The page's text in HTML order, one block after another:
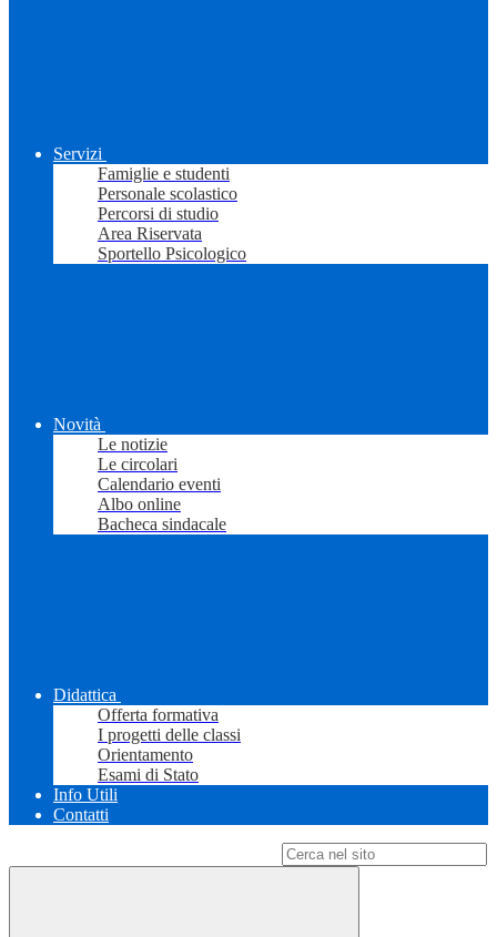
Servizi
Famiglie e studenti
Personale scolastico
Percorsi di studio
Area Riservata
Sportello Psicologico
Novità
Le notizie
Le circolari
Calendario eventi
Albo online
Bacheca sindacale
Didattica
Offerta formativa
I progetti delle classi
Orientamento
Esami di Stato
Info Utili
Contatti